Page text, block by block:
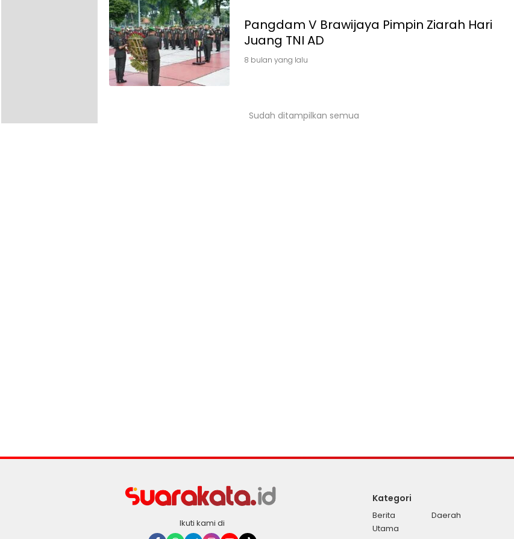
Pangdam V Brawijaya Pimpin Ziarah Hari
Juang TNI AD
8 bulan yang lalu
Sudah ditampilkan semua
Ikuti kami di
Kategori
Berita
Utama
Daerah